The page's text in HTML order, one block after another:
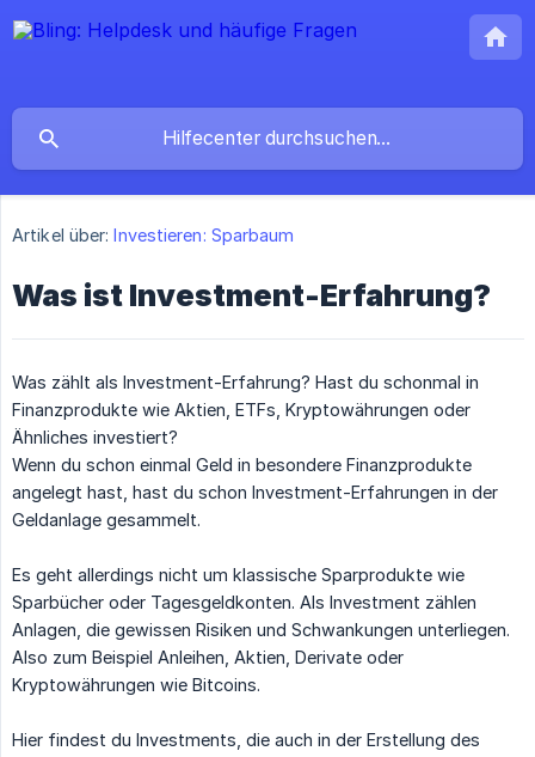
Artikel über: Investieren: Sparbaum
Was ist Investment-Erfahrung?
Was zählt als Investment-Erfahrung? Hast du schonmal in
Finanzprodukte wie Aktien, ETFs, Kryptowährungen oder
Ähnliches investiert?
Wenn du schon einmal Geld in besondere Finanzprodukte
angelegt hast, hast du schon Investment-Erfahrungen in der
Geldanlage gesammelt.
Es geht allerdings nicht um klassische Sparprodukte wie
Sparbücher oder Tagesgeldkonten. Als Investment zählen
Anlagen, die gewissen Risiken und Schwankungen unterliegen.
Also zum Beispiel Anleihen, Aktien, Derivate oder
Kryptowährungen wie Bitcoins.
Hier findest du Investments, die auch in der Erstellung des